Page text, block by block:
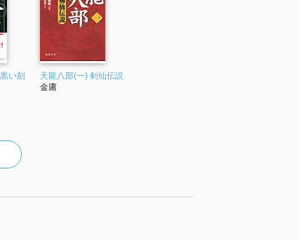
い刻
天龍八部(一) 剣仙伝説
金庸